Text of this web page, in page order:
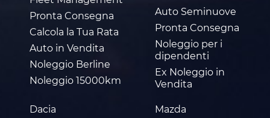
Pronta Consegna
Calcola la Tua Rata
Auto in Vendita
Noleggio Berline
Noleggio 15000km
Dacia
Mazda
Auto Seminuove
Pronta Consegna
Noleggio per i
dipendenti
Ex Noleggio in
Vendita